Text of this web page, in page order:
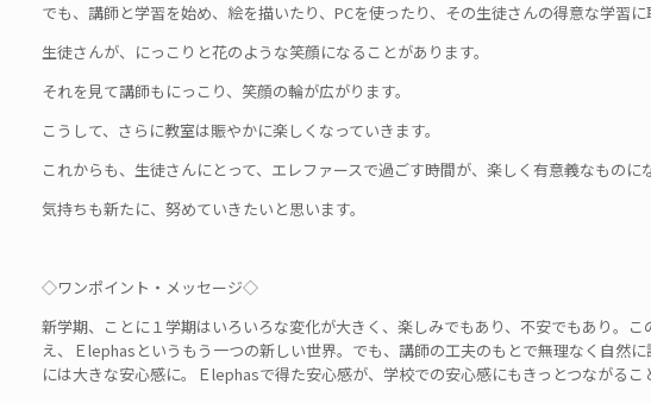
でも、講師と学習を始め、絵を描いたり、PCを使ったり、その生徒さんの得意な学習に
生徒さんが、にっこりと花のような笑顔になることがあります。
それを見て講師もにっこり、笑顔の輪が広がります。
こうして、さらに教室は賑やかに楽しくなっていきます。
これからも、生徒さんにとって、エレファースで過ごす時間が、楽しく有意義なものに
気持ちも新たに、努めていきたいと思います。
◇ワンポイント・メッセージ◇
新学期、ことに１学期はいろいろな変化が大きく、楽しみでもあり、不安でもあり。
え、Ｅlephasというもう一つの新しい世界。でも、講師の工夫のもとで無理なく自然
には大きな安心感に。Ｅlephasで得た安心感が、学校での安心感にもきっとつながるこ